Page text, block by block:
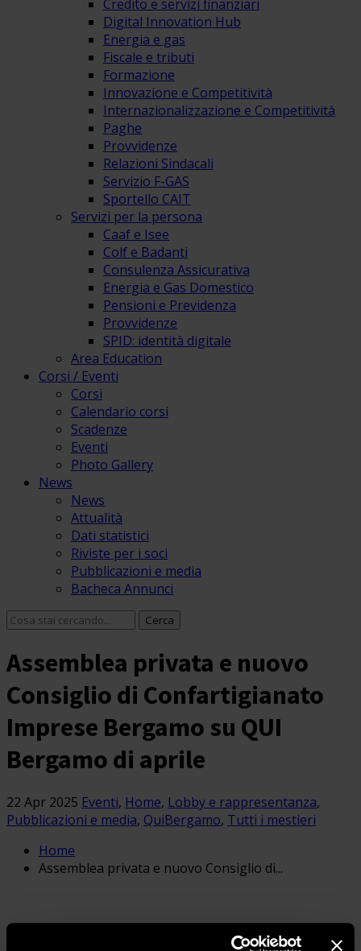
Credito e servizi finanziari
Digital Innovation Hub
Energia e gas
Fiscale e tributi
Formazione
Innovazione e Competitività
Internazionalizzazione e Competitività
Paghe
Provvidenze
Relazioni Sindacali
Servizio F-GAS
Sportello CAIT
Servizi per la persona
Caaf e Isee
Colf e Badanti
Consulenza Assicurativa
Energia e Gas Domestico
Pensioni e Previdenza
Provvidenze
SPID: identità digitale
Area Education
Corsi / Eventi
Corsi
Calendario corsi
Scadenze
Eventi
Photo Gallery
News
News
Attualità
Dati statistici
Riviste per i soci
Pubblicazioni e media
Bacheca Annunci
Assemblea privata e nuovo
Consiglio di Confartigianato
Imprese Bergamo su QUI
Bergamo di aprile
22 Apr 2025 Eventi, Home, Lobby e rappresentanza,
Pubblicazioni e media, QuiBergamo, Tutti i mestieri
Home
Assemblea privata e nuovo Consiglio di...